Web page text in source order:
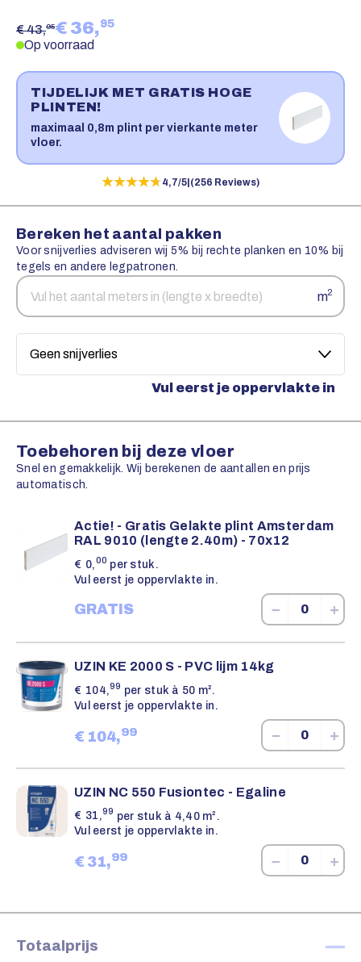
€ 43,95€ 36,95
Op voorraad
TIJDELIJK MET GRATIS HOGE
PLINTEN!
maximaal 0,8m plint per vierkante meter
vloer.
★★★★★
★★★★★4,7/5 (256 Reviews)
Bereken het aantal pakken
Voor snijverlies adviseren wij 5% bij rechte planken en 10% bij
tegels en andere legpatronen.
Aantal
vierkante
m2
Snijverlies
Vul eerst je oppervlakte in
Toebehoren bij deze vloer
Snel en gemakkelijk. Wij berekenen de aantallen en prijs
automatisch.
Actie! - Gratis Gelakte plint Amsterdam
RAL 9010 (lengte 2.40m) - 70x12
€ 0,00 per stuk.
Vul eerst je oppervlakte in.
GRATIS − +
UZIN KE 2000 S - PVC lijm 14kg
€ 104,99 per stuk à 50 m².
Vul eerst je oppervlakte in.
€ 104,99 − +
UZIN NC 550 Fusiontec - Egaline
€ 31,99 per stuk à 4,40 m².
Vul eerst je oppervlakte in.
€ 31,99 − +
Totaalprijs —